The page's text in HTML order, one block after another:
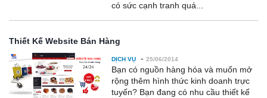
có sức cạnh tranh quá...
Thiết Kế Website Bán Hàng
DỊCH VỤ - 25/06/2014
Bạn có nguồn hàng hóa và muốn mở
rộng thêm hình thức kinh doanh trực
tuyến? Bạn đang có nhu cầu thiết kế